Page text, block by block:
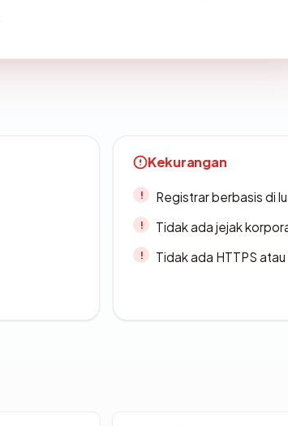
Kekurangan
Registrar berbasis di
Tidak ada jejak
Tidak ada HTTPS